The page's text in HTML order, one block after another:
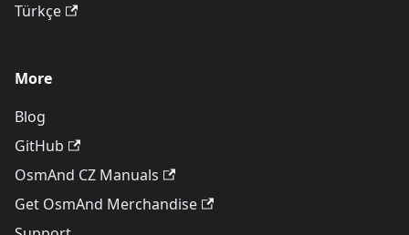
Türkçe
More
Blog
GitHub
OsmAnd CZ Manuals
Get OsmAnd Merchandise